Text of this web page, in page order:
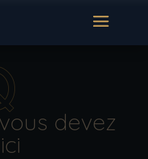
devez